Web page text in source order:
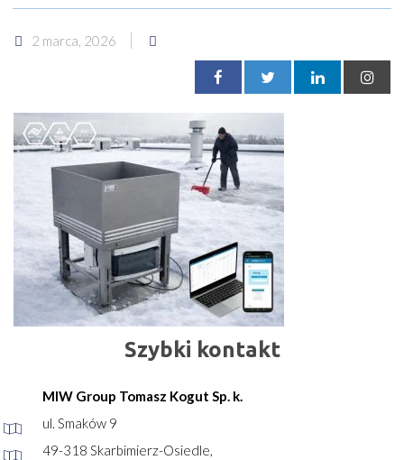
2 marca, 2026
Szybki kontakt
MIW Group Tomasz Kogut Sp. k.
ul. Smaków 9
49-318 Skarbimierz-Osiedle,